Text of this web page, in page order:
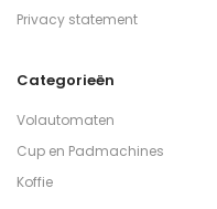
Privacy statement
Categorieën
Volautomaten
Cup en Padmachines
Koffie